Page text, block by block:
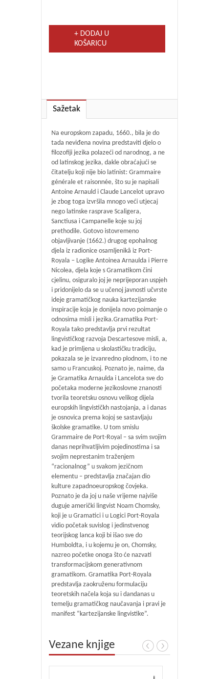
+ DODAJ U
KOŠARICU
Sažetak
Na europskom zapadu, 1660., bila je do
tada neviđena novina predstaviti djelo o
filozofiji jezika polazeći od narodnog, a ne
od latinskog jezika, dakle obraćajući se
čitatelju koji nije bio latinist: Grammaire
générale et raisonnée, što su je napisali
Antoine Arnauld i Claude Lancelot upravo
je zbog toga izvršila mnogo veći utjecaj
nego latinske rasprave Scaligera,
Sanctiusa i Campanelle koje su joj
prethodile. Gotovo istovremeno
objavljivanje (1662.) drugog epohalnog
djela iz radionice osamljenikâ iz Port-
Royala – Logike Antoinea Arnaulda i Pierre
Nicolea, djela koje s Gramatikom čini
cjelinu, osiguralo joj je neprijeporan uspjeh
i pridonijelo da se u učenoj javnosti učvrste
ideje gramatičkog nauka kartezijanske
inspiracije koja je donijela novo poimanje o
odnosima misli i jezika.Gramatika Port-
Royala tako predstavlja prvi rezultat
lingvističkog razvoja Descartesove misli, a,
kad je primljena u skolastičku tradiciju,
pokazala se je izvanredno plodnom, i to ne
samo u Francuskoj. Poznato je, naime, da
je Gramatika Arnaulda i Lancelota sve do
početaka moderne jezikoslovne znanosti
tvorila teoretsku osnovu velikog dijela
europskih lingvističkh nastojanja, a i danas
je osnovica prema kojoj se sastavljaju
školske gramatike. U tom smislu
Grammaire de Port-Royal – sa svim svojim
danas neprihvatljivim pojedinostima i sa
svojim neprestanim traženjem
“racionalnog” u svakom jezičnom
elementu – predstavlja značajan dio
kulture zapadnoeuropskog čovjeka.
Poznato je da joj u naše vrijeme najviše
duguje američki lingvist Noam Chomsky,
koji je u Gramatici i u Logici Port-Royala
vidio početak suvislog i jedinstvenog
teorijskog lanca koji bi išao sve do
Humboldta, i u kojemu je on, Chomsky,
nazreo početke onoga što će nazvati
transformacijskom generativnom
gramatikom. Gramatika Port-Royala
predstavlja zaokruženu formulaciju
teoretskih načela koja su i dandanas u
temelju gramatičkog naučavanja i pravi je
manifest “kartezijanske lingvistike”.
Vezane knjige